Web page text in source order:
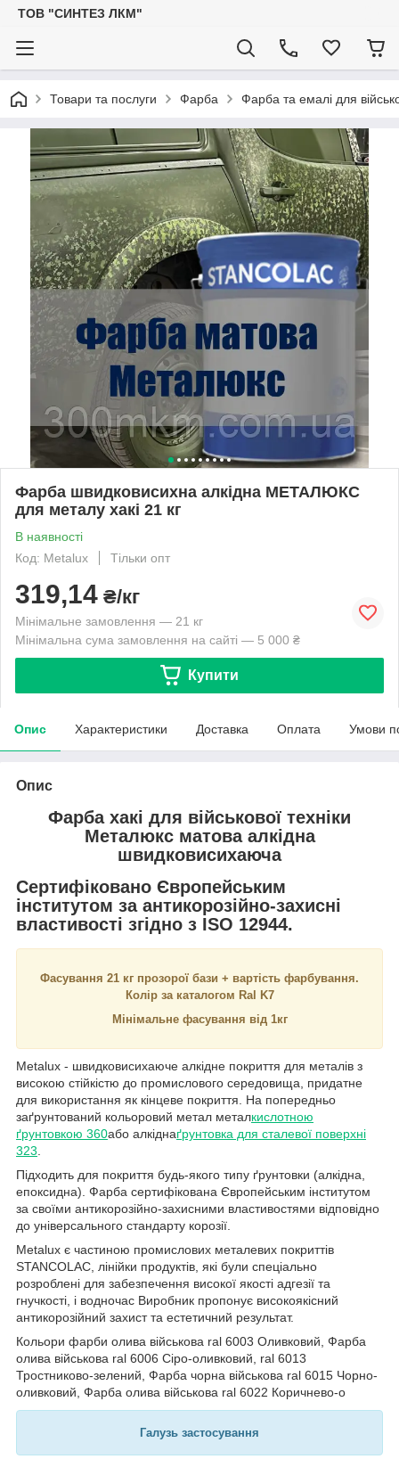
ТОВ "СИНТЕЗ ЛКМ"
Товари та послуги Фарба Фарба та емалі для
Фарба швидковисихна алкідна МЕТАЛЮКС
для металу хакі 21 кг
В наявності
Код: Metalux
Тільки опт
319,14 ₴/кг
Мінімальне замовлення — 21 кг
Мінімальна сума замовлення на сайті — 5 000 ₴
Купити
Опис Характеристики Доставка Оплата Умови
Опис
Фарба хакі для військової техніки
Металюкс матова алкідна
швидковисихаюча
Сертифіковано Європейським
інститутом за антикорозійно-захисні
властивості згідно з ISO 12944.
Фасування 21 кг прозорої бази + вартість фарбування.
Колір за каталогом Ral K7
Мінімальне фасування від 1кг
Metalux - швидковисихаюче алкідне покриття для металів з
високою стійкістю до промислового середовища, придатне
для використання як кінцеве покриття. На попередньо
заґрунтований кольоровий метал металкислотною
ґрунтовкою 360або алкіднаґрунтовка для сталевої поверхні
323
Підходить для покриття будь-якого типу ґрунтовки (алкідна,
епоксидна). Фарба сертифікована Європейським інститутом
за своїми антикорозійно-захисними властивостями відповідно
до універсального стандарту корозії.
Metalux є частиною промислових металевих покриттів
STANCOLAC, лінійки продуктів, які були спеціально
розроблені для забезпечення високої якості адгезії та
гнучкості, і водночас Виробник пропонує високоякісний
антикорозійний захист та естетичний результат.
Кольори фарби олива військова ral 6003 Оливковий, Фарба
олива військова ral 6006 Сіро-оливковий, ral 6013
Тростниково-зелений, Фарба чорна військова ral 6015 Чорно-
оливковий, Фарба олива військова ral 6022 Коричнево-о
Галузь застосування